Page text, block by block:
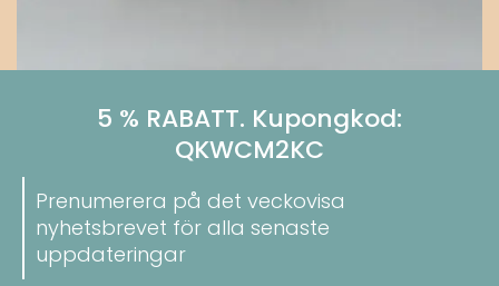
5 % RABATT. Kupongkod:
QKWCM2KC
Prenumerera på det veckovisa
nyhetsbrevet för alla senaste
uppdateringar